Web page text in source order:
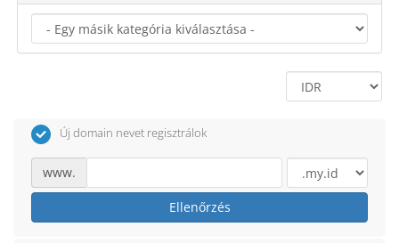
Új domain nevet regisztrálok
www.
Ellenőrzés